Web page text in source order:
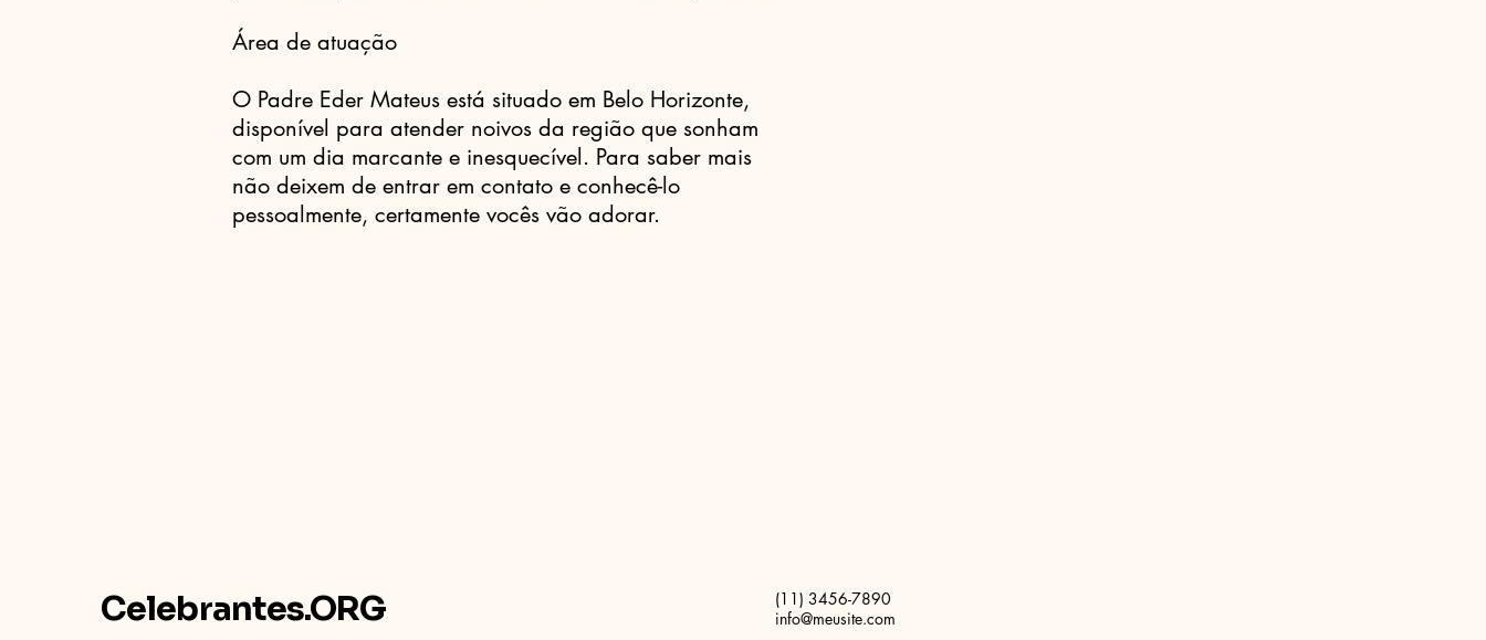
Área de atuação
O Padre Eder Mateus está situado em Belo Horizonte,
disponível para atender noivos da região que sonham
com um dia marcante e inesquecível. Para saber mais
não deixem de entrar em contato e conhecê-lo
pessoalmente, certamente vocês vão adorar.
Celebrantes.ORG
(11) 3456-7890
info@meusite.com